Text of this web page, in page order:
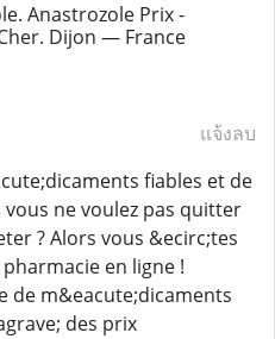
Anastrozole Prix -
Dijon — France
แจ้งลบ
fiables et de
ne voulez pas quitter
? Alors vous &ecirc;tes
en ligne !
de m&eacute;dicaments
des prix